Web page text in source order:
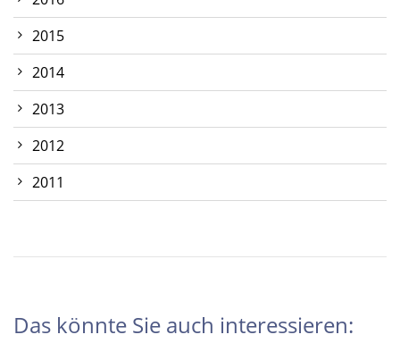
2015
2014
2013
2012
2011
Das könnte Sie auch interessieren: